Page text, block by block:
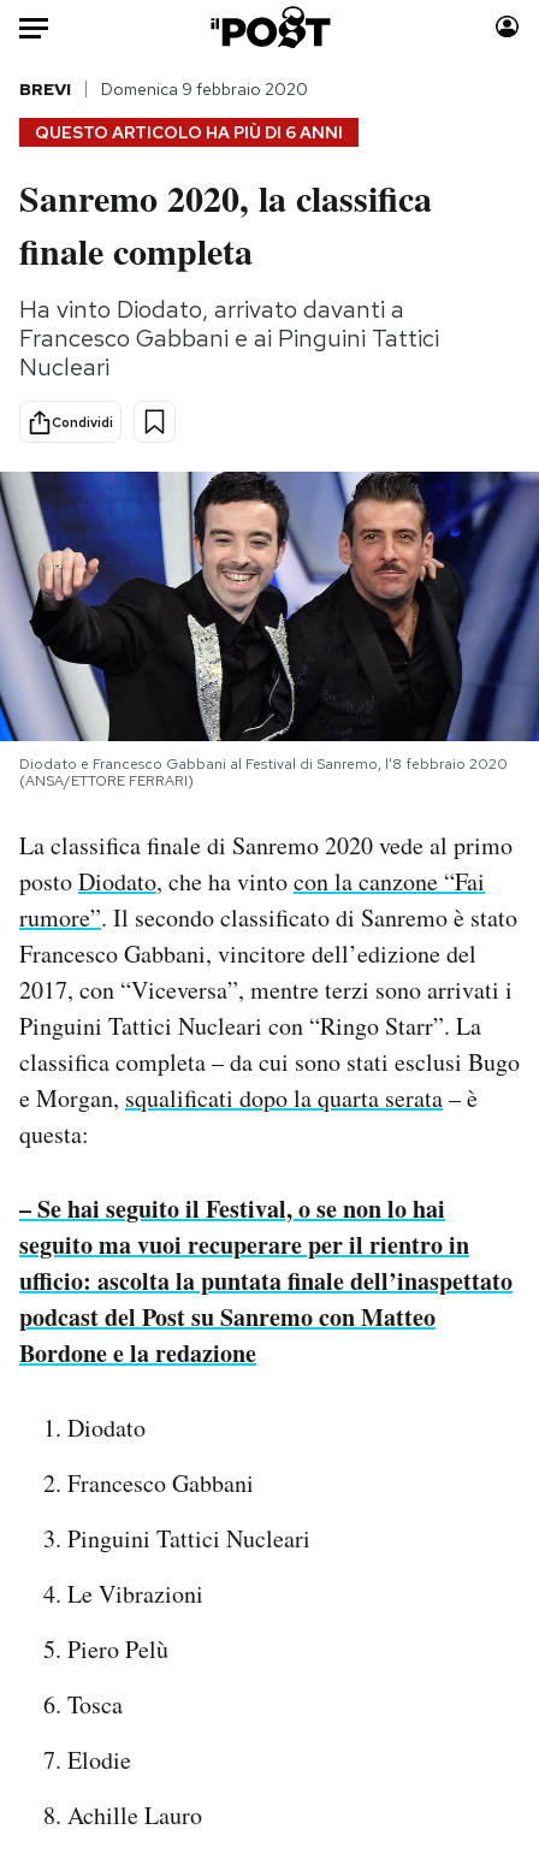
Auto
HOME
Italia
Politica
Tecnologia
Internet
Scienza
Cultura
Economia
Moda
Storie/Idee
Ok Boomer!
Mondiali calcio 2026
PODCAST
NEWSLETTER
I MIEI PREFERITI
AREA PERSONALE
Area Personale
Newsletter
Notifiche mobile
Regala il Post
QUESTO ARTICOLO HA PIÙ DI 6 ANNI
BREVI Domenica 9 febbraio 2020
Sanremo 2020, la classifica
finale completa
Ha vinto Diodato, arrivato davanti a
Francesco Gabbani e ai Pinguini Tattici
Nucleari
Condividi
Diodato e Francesco Gabbani al Festival di Sanremo, l'8 febbraio 2020
(ANSA/ETTORE FERRARI)
La classifica finale di Sanremo 2020 vede al primo
postoDiodato, che ha vintocon la canzone “Fai
rumore”. Il secondo classificato di Sanremo è stato
Francesco Gabbani, vincitore dell’edizione del
2017, con “Viceversa”, mentre terzi sono arrivati i
Pinguini Tattici Nucleari con “Ringo Starr”. La
classifica completa – da cui sono stati esclusi Bugo
e Morgan, squalificati dopo la quarta serata– è
questa:
– Se hai seguito il Festival, o se non lo hai
seguito ma vuoi recuperare per il rientro in
ufficio: ascolta la puntata finale dell’inaspettato
podcast del Post su Sanremo con Matteo
Bordone e la redazione
Diodato
Francesco Gabbani
Pinguini Tattici Nucleari
Le Vibrazioni
Piero Pelù
Tosca
Elodie
Achille Lauro